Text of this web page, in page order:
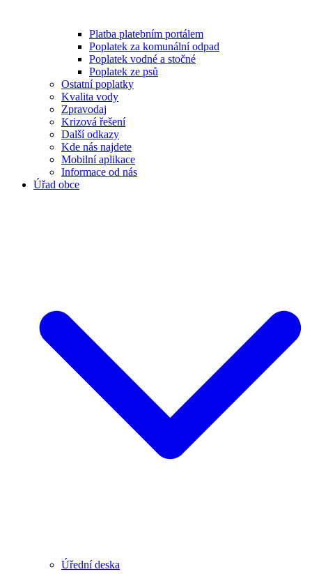
Platba platebním portálem
Poplatek za komunální odpad
Poplatek vodné a stočné
Poplatek ze psů
Ostatní poplatky
Kvalita vody
Zpravodaj
Krizová řešení
Další odkazy
Kde nás najdete
Mobilní aplikace
Informace od nás
Úřad obce
Úřední deska